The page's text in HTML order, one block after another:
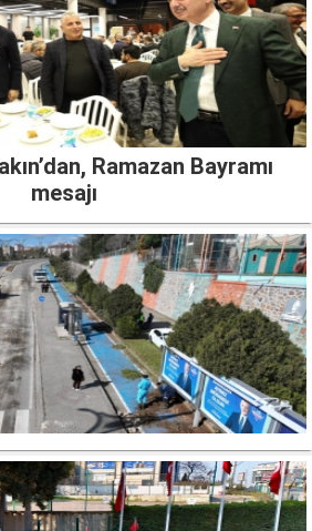
Ramazan Bayramı
mesajı